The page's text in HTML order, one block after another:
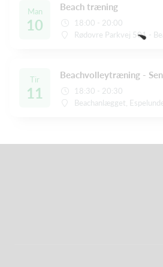
Man
10
Beach træning
18:00 - 20:00
Rødovre Parkvej 501 -
Tir
11
Beachvolleytræning -
18:30 - 20:30
Beachanlægget,